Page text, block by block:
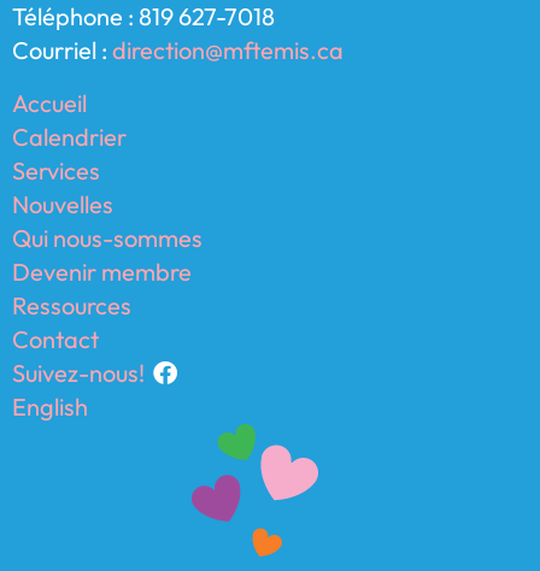
Téléphone : 819 627-7018
Courriel : direction@mftemis.ca
Accueil
Calendrier
Services
Nouvelles
Qui nous-sommes
Devenir membre
Ressources
Contact
Suivez-nous!
English